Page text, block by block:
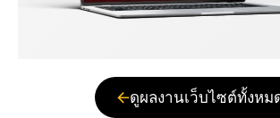
ดูผลงานเว็บไซต์ทั้งหม